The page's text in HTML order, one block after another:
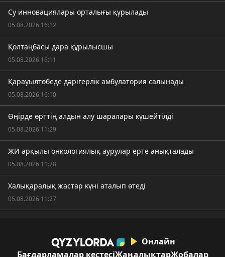
Су инновациялары орталығы құрылады
05.08.2026 16:12
Қолтаңбасы дара құрылысшы
05.08.2026 16:11
Қарауылтөбеде дәрігерлік амбулатория салынады
05.08.2026 16:10
Өңірде өрттің алдын алу шаралары күшейтілді
05.08.2026 11:29
ЖИ арқылы онкологиялық аурулар ерте анықталады
05.08.2026 11:28
Халықаралық жастар күні аталып өтеді
05.08.2026 11:27
Онлайн
Бағдарламалар кестесіЖаңалықтарЖобалар